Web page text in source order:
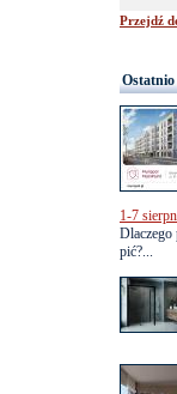
Przejdź
1-7
Dlaczego
pić?...